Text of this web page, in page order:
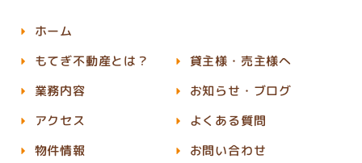
ホーム
もてぎ不動産とは？
業務内容
アクセス
物件情報
貸主様・売主様へ
お知らせ・ブログ
よくある質問
お問い合わせ